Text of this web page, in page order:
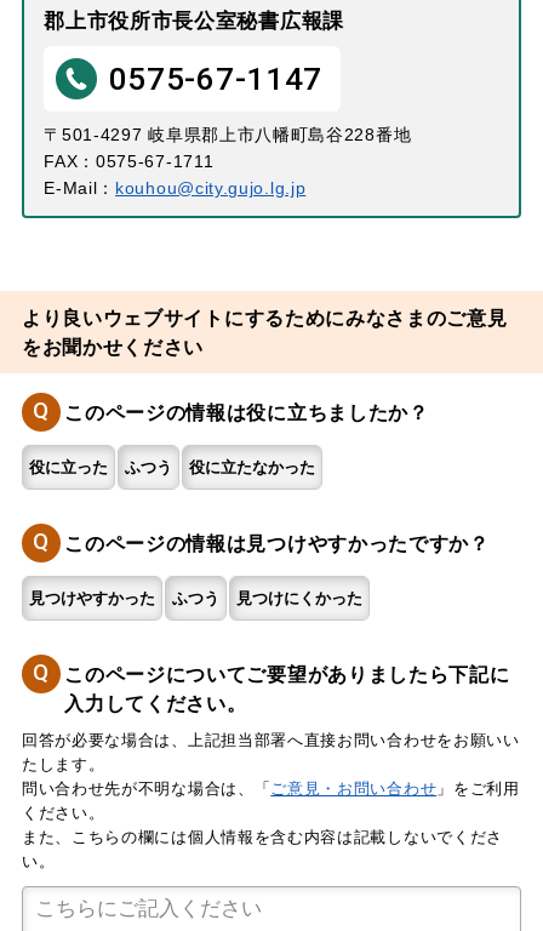
郡上市役所市長公室秘書広報課
0575-67-1147
〒501-4297 岐阜県郡上市八幡町島谷228番地
FAX：0575-67-1711
E-Mail： kouhou@city.gujo.lg.jp
より良いウェブサイトにするためにみなさまのご意見
をお聞かせください
Q このページの情報は役に立ちましたか？
役に立った ふつう 役に立たなかった
Q このページの情報は見つけやすかったですか？
見つけやすかった ふつう 見つけにくかった
Q
このページについてご要望がありましたら下記に
入力してください。
回答が必要な場合は、上記担当部署へ直接お問い合わせをお願いい
たします。
問い合わせ先が不明な場合は、「 ご意見・お問い合わせ 」をご利用
ください。
また、こちらの欄には個人情報を含む内容は記載しないでくださ
い。